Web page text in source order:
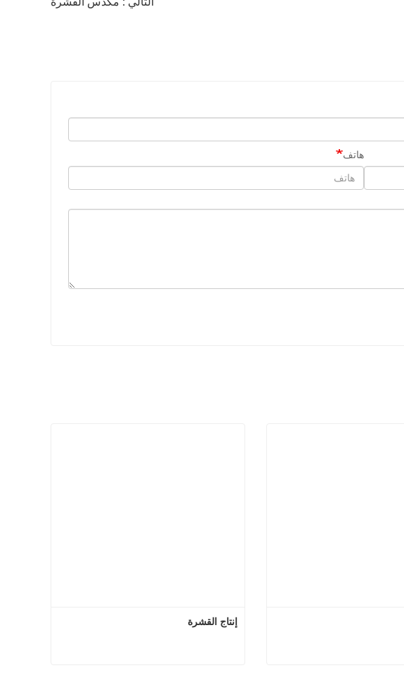
هاتف
إنتاج القشرة